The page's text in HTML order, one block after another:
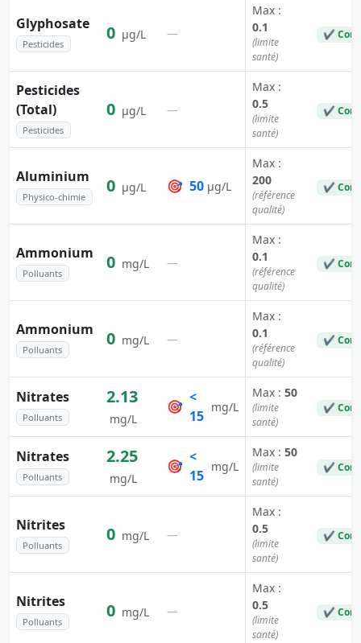
Glyphosate
Pesticides
0 µg/L —
Max :
0.1
(limite
santé)
✔
Pesticides
(Total)
Pesticides
0 µg/L —
Max :
0.5
(limite
santé)
✔
Aluminium
Physico-chimie
0 µg/L 🎯 50 µg/L
Max :
200
(référence
qualité)
✔
Ammonium
Polluants
0 mg/L —
Max :
0.1
(référence
qualité)
✔
Ammonium
Polluants
0 mg/L —
Max :
0.1
(référence
qualité)
✔
Nitrates
Polluants
2.13
mg/L
🎯
<
15
mg/L
Max : 50
(limite
santé)
✔
Nitrates
Polluants
2.25
mg/L
🎯
<
15
mg/L
Max : 50
(limite
santé)
✔
Nitrites
Polluants
0 mg/L —
Max :
0.5
(limite
santé)
✔
Nitrites
Polluants
0 mg/L —
Max :
0.5
(limite
santé)
✔